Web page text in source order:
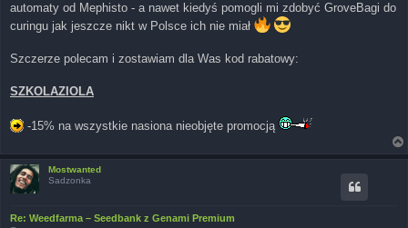
automaty od Mephisto - a nawet kiedyś pomogli mi zdobyć GroveBagi do
curingu jak jeszcze nikt w Polsce ich nie miał
Szczerze polecam i zostawiam dla Was kod rabatowy:
SZKOLAZIOLA
-15% na wszystkie nasiona nieobjęte promocją
Mostwanted
Sadzonka
Re: Weedfarma – Seedbank z Genami Premium